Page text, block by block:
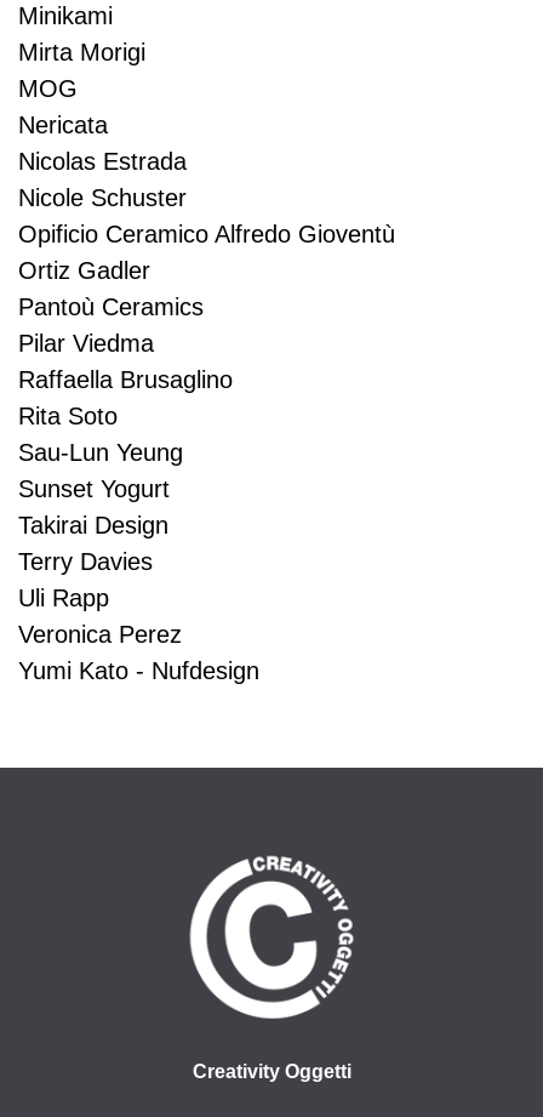
Minikami
Mirta Morigi
MOG
Nericata
Nicolas Estrada
Nicole Schuster
Opificio Ceramico Alfredo Gioventù
Ortiz Gadler
Pantoù Ceramics
Pilar Viedma
Raffaella Brusaglino
Rita Soto
Sau-Lun Yeung
Sunset Yogurt
Takirai Design
Terry Davies
Uli Rapp
Veronica Perez
Yumi Kato - Nufdesign
Creativity Oggetti